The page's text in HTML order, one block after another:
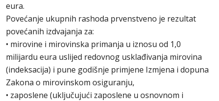
eura.
Povećanje ukupnih rashoda prvenstveno je rezultat
povećanih izdvajanja za:
• mirovine i mirovinska primanja u iznosu od 1,0
milijardu eura uslijed redovnog usklađivanja mirovina
(indeksacija) i pune godišnje primjene Izmjena i dopuna
Zakona o mirovinskom osiguranju,
• zaposlene (uključujući zaposlene u osnovnom i